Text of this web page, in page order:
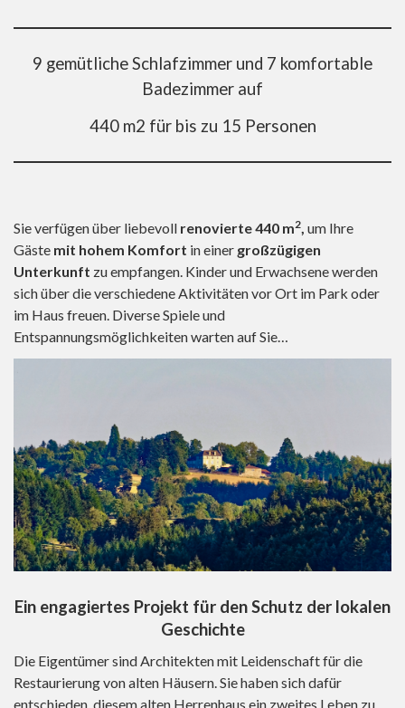
9 gemütliche Schlafzimmer und 7 komfortable
Badezimmer auf
440 m2 für bis zu 15 Personen
Sie verfügen über liebevoll renovierte 440 m2 um Ihre
Gäste mit hohem Komfort in einer großzügigen
Unterkunft zu empfangen. Kinder und Erwachsene werden
sich über die verschiedene Aktivitäten vor Ort im Park oder
im Haus freuen. Diverse Spiele und
Entspannungsmöglichkeiten warten auf Sie…
Ein engagiertes Projekt für den Schutz der lokalen
Geschichte
Die Eigentümer sind Architekten mit Leidenschaft für die
Restaurierung von alten Häusern. Sie haben sich dafür
entschieden, diesem alten Herrenhaus ein zweites Leben zu